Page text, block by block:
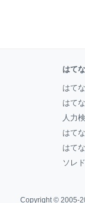
はて
はて
はて
人力
はて
はて
ソレ
Copyright © 2005-